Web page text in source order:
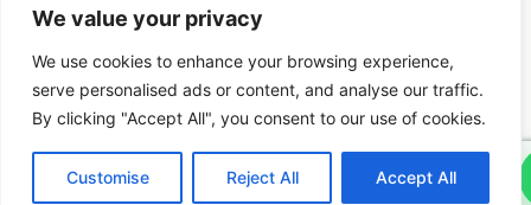
We value your privacy
We use cookies to enhance your browsing experience,
serve personalised ads or content, and analyse our traffic.
By clicking "Accept All", you consent to our use of cookies.
Customise Reject All Accept All